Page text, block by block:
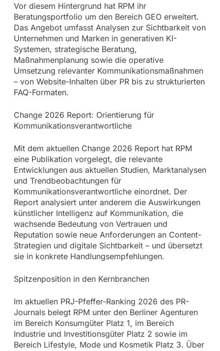
Vor diesem Hintergrund hat RPM ihr
Beratungsportfolio um den Bereich GEO erweitert.
Das Angebot umfasst Analysen zur Sichtbarkeit von
Unternehmen und Marken in generativen KI-
Systemen, strategische Beratung,
Maßnahmenplanung sowie die operative
Umsetzung relevanter Kommunikationsmaßnahmen
– von Website-Inhalten über PR bis zu strukturierten
FAQ-Formaten.
Change 2026 Report: Orientierung für
Kommunikationsverantwortliche
Mit dem aktuellen Change 2026 Report hat RPM
eine Publikation vorgelegt, die relevante
Entwicklungen aus aktuellen Studien, Marktanalysen
und Trendbeobachtungen für
Kommunikationsverantwortliche einordnet. Der
Report analysiert unter anderem die Auswirkungen
künstlicher Intelligenz auf Kommunikation, die
wachsende Bedeutung von Vertrauen und
Reputation sowie neue Anforderungen an Content-
Strategien und digitale Sichtbarkeit – und übersetzt
sie in konkrete Handlungsempfehlungen.
Spitzenposition in den Kernbranchen
Im aktuellen PRJ-Pfeffer-Ranking 2026 des PR-
Journals belegt RPM unter den Berliner Agenturen
im Bereich Konsumgüter Platz 1, im Bereich
Industrie und Investitionsgüter Platz 2 sowie im
Bereich Lifestyle, Mode und Kosmetik Platz 3. Über